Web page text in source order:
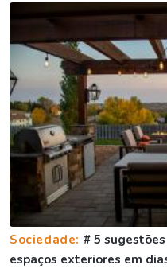
Sociedade: # 5
espaços exteriores em